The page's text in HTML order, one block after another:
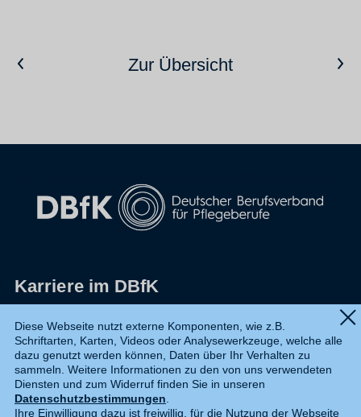
Vorheriger ArtikelZur ÜbersichtNächster Artikel
Karriere im DBfK
Datenschutz
Shop
Widerruf
Diese Webseite nutzt externe Komponenten, wie z.B.
Schriftarten, Karten, Videos oder Analysewerkzeuge, welche alle
dazu genutzt werden können, Daten über Ihr Verhalten zu
sammeln. Weitere Informationen zu den von uns verwendeten
Diensten und zum Widerruf finden Sie in unseren
Datenschutzbestimmungen.
Ihre Einwilligung dazu ist freiwillig, für die Nutzung der Webseite